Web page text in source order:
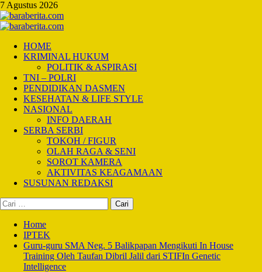
Skip
to
content
7 Agustus 2026
Primary
HOME
KRIMINAL HUKUM
POLITIK & ASPIRASI
TNI – POLRI
PENDIDIKAN DASMEN
KESEHATAN & LIFE STYLE
NASIONAL
INFO DAERAH
SERBA SERBI
TOKOH / FIGUR
OLAH RAGA & SENI
SOROT KAMERA
AKTIVITAS KEAGAMAAN
SUSUNAN REDAKSI
Cari
untuk:
Home
IPTEK
Guru-guru SMA Neg. 5 Balikpapan Mengikuti In House
Training Oleh Taufan Dibril Jalil dari STIFIn Genetic
Intelligence